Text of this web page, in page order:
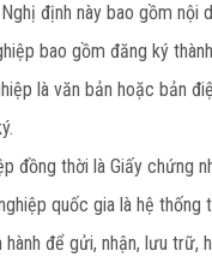
định này bao gồm
bao gồm đăng ký
là văn bản hoặc bản
đồng thời là Giấy chứng
quốc gia là hệ
để gửi, nhận, lưu